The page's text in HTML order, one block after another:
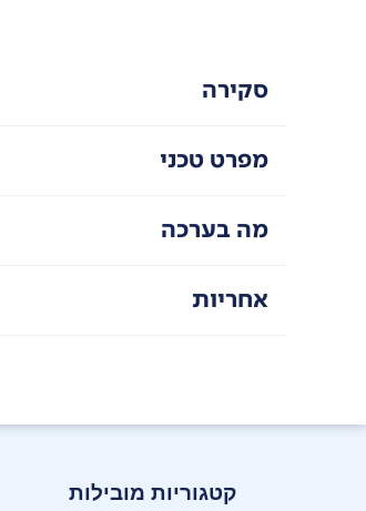
סקירה
מפרט טכני
מה בערכה
אחריות
קטגוריות מובילות